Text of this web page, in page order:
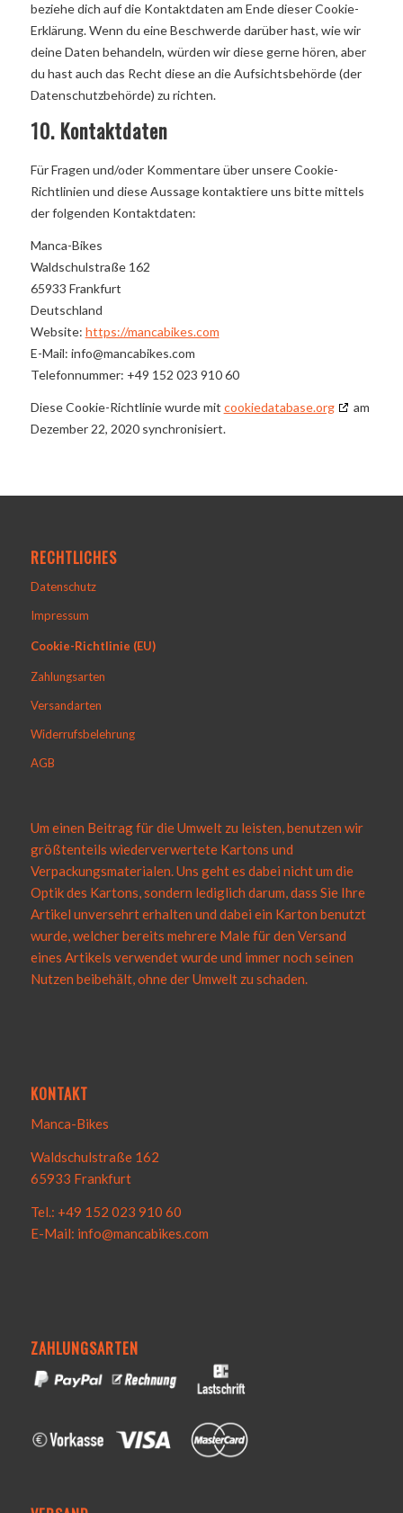
beziehe dich auf die Kontaktdaten am Ende dieser Cookie-
Erklärung. Wenn du eine Beschwerde darüber hast, wie wir
deine Daten behandeln, würden wir diese gerne hören, aber
du hast auch das Recht diese an die Aufsichtsbehörde (der
Datenschutzbehörde) zu richten.
10. Kontaktdaten
Für Fragen und/oder Kommentare über unsere Cookie-
Richtlinien und diese Aussage kontaktiere uns bitte mittels
der folgenden Kontaktdaten:
Manca-Bikes
Waldschulstraße 162
65933 Frankfurt
Deutschland
Website: https://mancabikes.com
E-Mail: moc.sekibacnam@ofni
Telefonnummer: +49 152 023 910 60
Diese Cookie-Richtlinie wurde mit cookiedatabase.org
am
Dezember 22, 2020 synchronisiert.
RECHTLICHES
Datenschutz
Impressum
Cookie-Richtlinie (EU)
Zahlungsarten
Versandarten
Widerrufsbelehrung
AGB
Um einen Beitrag für die Umwelt zu leisten, benutzen wir
größtenteils wiederverwertete Kartons und
Verpackungsmaterialen. Uns geht es dabei nicht um die
Optik des Kartons, sondern lediglich darum, dass Sie Ihre
Artikel unversehrt erhalten und dabei ein Karton benutzt
wurde, welcher bereits mehrere Male für den Versand
eines Artikels verwendet wurde und immer noch seinen
Nutzen beibehält, ohne der Umwelt zu schaden.
KONTAKT
Manca-Bikes
Waldschulstraße 162
65933 Frankfurt
Tel.: +49 152 023 910 60
E-Mail: info@mancabikes.com
ZAHLUNGSARTEN